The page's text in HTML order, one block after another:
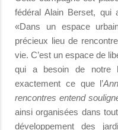
fédéral Alain Berset, qui
«Dans un espace
précieux lieu de
vie. C’est un espace de
qui a besoin de notre
exactement ce que l’
rencontres entend
ainsi organisées dans
développement des